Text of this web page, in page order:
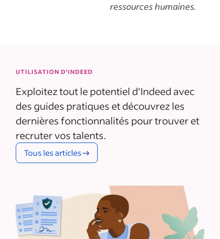
ressources humaines.
UTILISATION D'INDEED
Exploitez tout le potentiel d'Indeed avec
des guides pratiques et découvrez les
dernières fonctionnalités pour trouver et
recruter vos talents.
Tous les articles